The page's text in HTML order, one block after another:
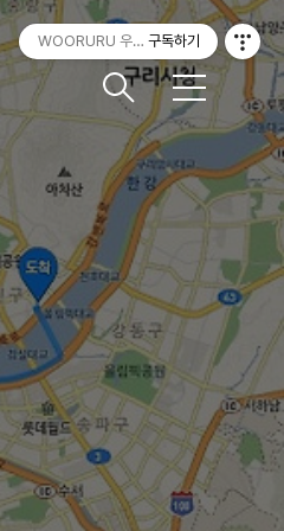
메
뉴
WOORURU 우루루구독하기